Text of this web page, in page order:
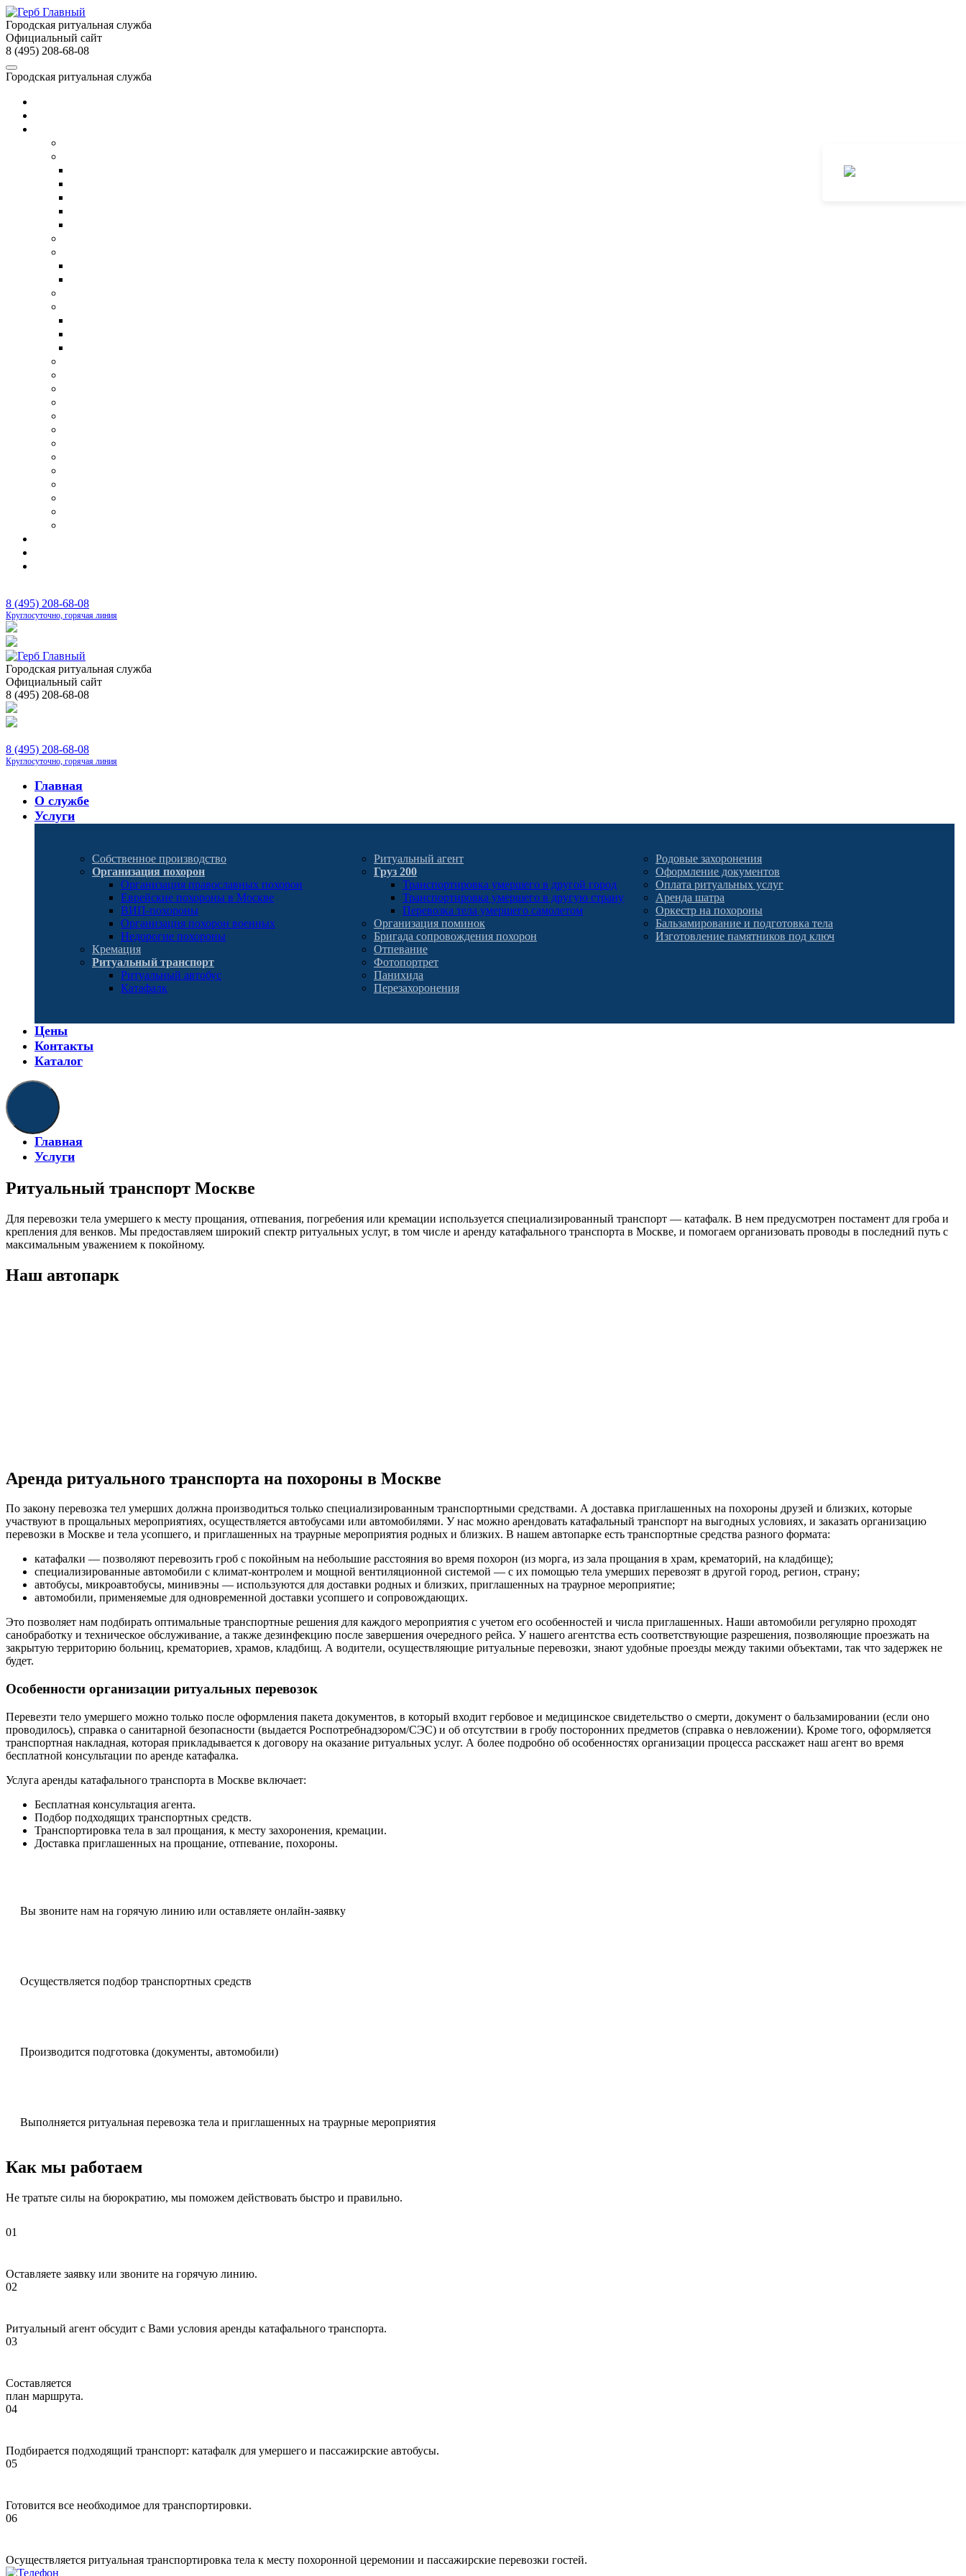
Городская ритуальная служба
Официальный сайт
8 (495) 208-68-08
Городская ритуальная служба
8 (495) 208-68-08
Круглосуточно, горячая линия
Городская ритуальная служба
Официальный сайт
8 (495) 208-68-08
8 (495) 208-68-08
Круглосуточно, горячая линия
Главная
О службе
Услуги
Собственное производство
Организация похорон
Организация православных похорон
Еврейские похороны в Москве
ВИП-похороны
Организация похорон военных
Недорогие похороны
Кремация
Ритуальный транспорт
Ритуальный автобус
Катафалк
Ритуальный агент
Груз 200
Транспортировка умершего в другой город
Транспортировка умершего в другую страну
Перевозка тела умершего самолетом
Организация поминок
Бригада сопровождения похорон
Отпевание
Фотопортрет
Панихида
Перезахоронения
Родовые захоронения
Оформление документов
Оплата ритуальных услуг
Аренда шатра
Оркестр на похороны
Бальзамирование и подготовка тела
Изготовление памятников под ключ
Цены
Контакты
Каталог
Главная
Услуги
Ритуальный транспорт Москве
Для перевозки тела умершего к месту прощания, отпевания, погребения или кремации используется специализированный транспорт — катафалк. В нем предусмотрен постамент для гроба и
крепления для венков. Мы предоставляем широкий спектр ритуальных услуг, в том числе и аренду катафального транспорта в Москве, и помогаем организовать проводы в последний путь с
максимальным уважением к покойному.
Наш автопарк
Аренда ритуального транспорта на похороны в Москве
По закону перевозка тел умерших должна производиться только специализированным транспортными средствами. А доставка приглашенных на похороны друзей и близких, которые
участвуют в прощальных мероприятиях, осуществляется автобусами или автомобилями. У нас можно арендовать катафальный транспорт на выгодных условиях, и заказать организацию
перевозки в Москве и тела усопшего, и приглашенных на траурные мероприятия родных и близких. В нашем автопарке есть транспортные средства разного формата:
катафалки — позволяют перевозить гроб с покойным на небольшие расстояния во время похорон (из морга, из зала прощания в храм, крематорий, на кладбище);
специализированные автомобили с климат-контролем и мощной вентиляционной системой — с их помощью тела умерших перевозят в другой город, регион, страну;
автобусы, микроавтобусы, минивэны — используются для доставки родных и близких, приглашенных на траурное мероприятие;
автомобили, применяемые для одновременной доставки усопшего и сопровождающих.
Это позволяет нам подбирать оптимальные транспортные решения для каждого мероприятия с учетом его особенностей и числа приглашенных. Наши автомобили регулярно проходят
санобработку и техническое обслуживание, а также дезинфекцию после завершения очередного рейса. У нашего агентства есть соответствующие разрешения, позволяющие проезжать на
закрытую территорию больниц, крематориев, храмов, кладбищ. А водители, осуществляющие ритуальные перевозки, знают удобные проезды между такими объектами, так что задержек не
будет.
Особенности организации ритуальных перевозок
Перевезти тело умершего можно только после оформления пакета документов, в который входит гербовое и медицинское свидетельство о смерти, документ о бальзамировании (если оно
проводилось), справка о санитарной безопасности (выдается Роспотребнадзором/СЭС) и об отсутствии в гробу посторонних предметов (справка о невложении). Кроме того, оформляется
транспортная накладная, которая прикладывается к договору на оказание ритуальных услуг. А более подробно об особенностях организации процесса расскажет наш агент во время
бесплатной консультации по аренде катафалка.
Услуга аренды катафального транспорта в Москве включает:
Бесплатная консультация агента.
Подбор подходящих транспортных средств.
Транспортировка тела в зал прощания, к месту захоронения, кремации.
Доставка приглашенных на прощание, отпевание, похороны.
Вы звоните нам на горячую линию или оставляете онлайн-заявку
Осуществляется подбор транспортных средств
Производится подготовка (документы, автомобили)
Выполняется ритуальная перевозка тела и приглашенных на траурные мероприятия
Как мы работаем
Не тратьте силы на бюрократию, мы поможем действовать быстро и правильно.
Оставляете заявку или звоните на горячую линию.
Ритуальный агент обсудит с Вами условия аренды катафального транспорта.
Составляется
план маршрута.
Подбирается подходящий транспорт: катафалк для умершего и пассажирские автобусы.
Готовится все необходимое для транспортировки.
Осуществляется ритуальная транспортировка тела к месту похоронной церемонии и пассажирские перевозки гостей.